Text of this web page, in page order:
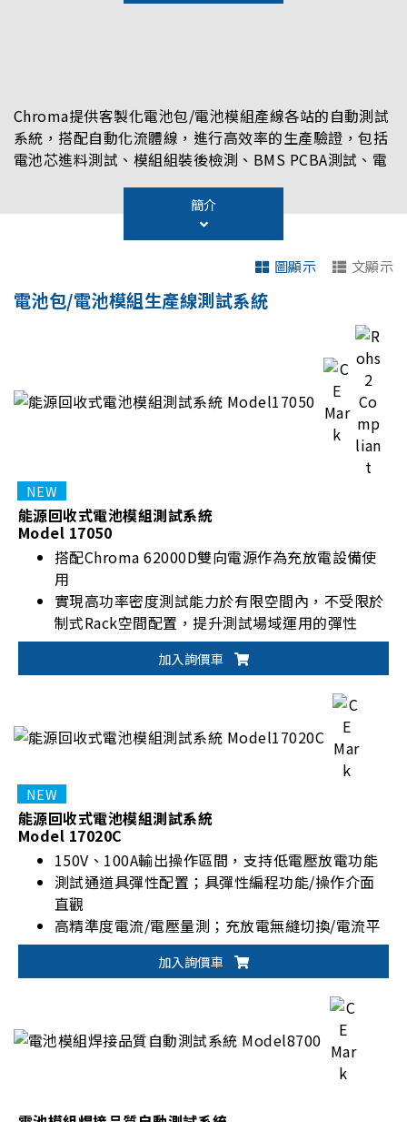
Chroma提供客製化電池包/電池模組產線各站的自動測試
系統，搭配自動化流體線，進行高效率的生產驗證，包括
電池芯進料測試、模組組裝後檢測、BMS PCBA測試、電
簡介
圖顯示 文顯示
電池包/電池模組生產線測試系統
能源回收式電池模組測試系統
Model 17050
搭配Chroma 62000D雙向電源作為充放電設備使
用
實現高功率密度測試能力於有限空間內，不受限於
制式Rack空間配置，提升測試場域運用的彈性
加入詢價車
能源回收式電池模組測試系統
Model 17020C
150V、100A輸出操作區間，支持低電壓放電功能
測試通道具彈性配置；具彈性編程功能/操作介面
直觀
高精準度電流/電壓量測；充放電無縫切換/電流平
穩不中斷
適用電池模組/電池包設計驗證、生產測試與產品
加入詢價車